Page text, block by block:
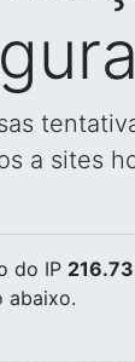
a sites
do IP
abaixo.